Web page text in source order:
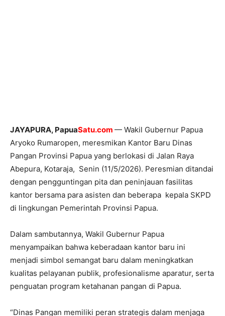
JAYAPURA, PapuaSatu.com — Wakil Gubernur Papua
Aryoko Rumaropen, meresmikan Kantor Baru Dinas
Pangan Provinsi Papua yang berlokasi di Jalan Raya
Abepura, Kotaraja, Senin (11/5/2026). Peresmian ditandai
dengan pengguntingan pita dan peninjauan fasilitas
kantor bersama para asisten dan beberapa kepala SKPD
di lingkungan Pemerintah Provinsi Papua.
Dalam sambutannya, Wakil Gubernur Papua
menyampaikan bahwa keberadaan kantor baru ini
menjadi simbol semangat baru dalam meningkatkan
kualitas pelayanan publik, profesionalisme aparatur, serta
penguatan program ketahanan pangan di Papua.
“Dinas Pangan memiliki peran strategis dalam menjaga